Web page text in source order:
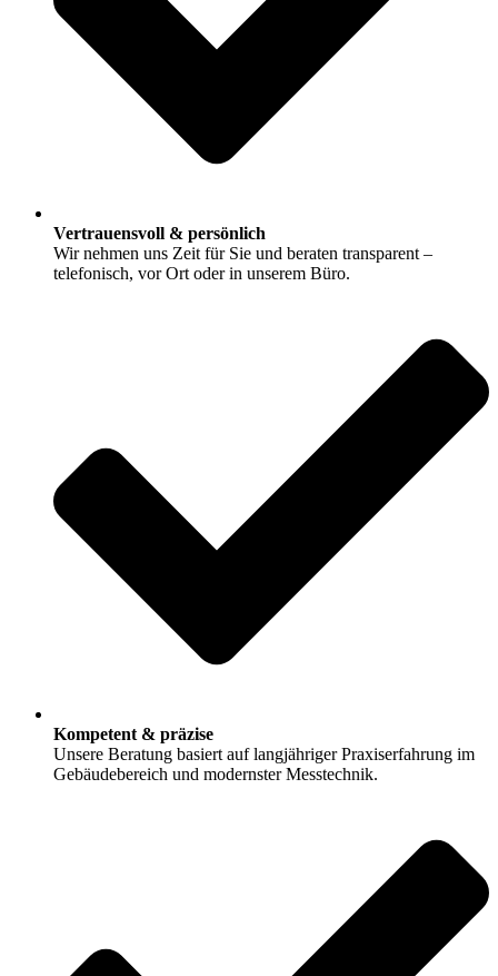
Vertrauensvoll & persönlich
Wir nehmen uns Zeit für Sie und beraten transparent –
telefonisch, vor Ort oder in unserem Büro.
Kompetent & präzise
Unsere Beratung basiert auf langjähriger Praxiserfahrung im
Gebäudebereich und modernster Messtechnik.